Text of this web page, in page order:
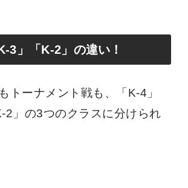
3」「K-2」の違い！
トーナメント戦も、「K-4」
2」の3つのクラスに分けられ